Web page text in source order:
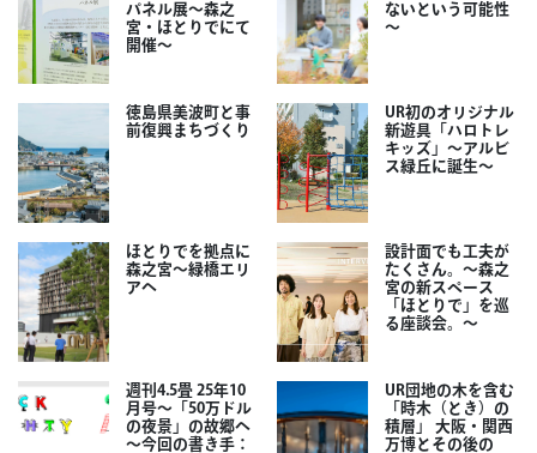
パネル展～森之
宮・ほとりでにて
開催～
ないという可能性
～
徳島県美波町と事
前復興まちづくり
UR初のオリジナル
新遊具「ハロトレ
キッズ」～アルビ
ス緑丘に誕生～
ほとりでを拠点に
森之宮～緑橋エリ
アへ
設計面でも工夫が
たくさん。～森之
宮の新スペース
「ほとりで」を巡
る座談会。～
週刊4.5畳 25年10
月号～「50万ドル
の夜景」の故郷へ
～今回の書き手：
UR団地の木を含む
「時木（とき）の
積層」 大阪・関西
万博とその後の